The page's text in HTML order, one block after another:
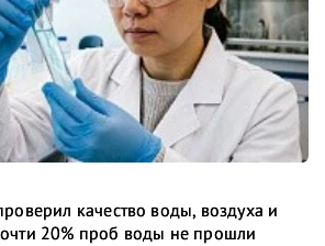
качество воды, воздуха и
20% проб воды не прошли